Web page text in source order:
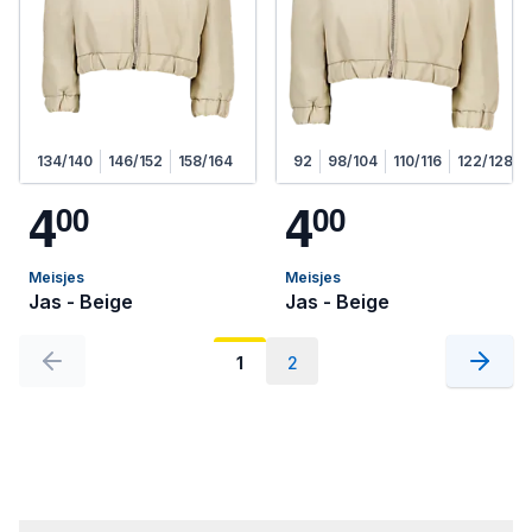
134/140 146/152 158/164
400
Meisjes
Jas - Beige
92 98/104 110/116 122/128
400
Meisjes
Jas - Beige
1 2